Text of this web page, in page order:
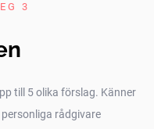
3
till 5 olika förslag. Känner
rådgivare